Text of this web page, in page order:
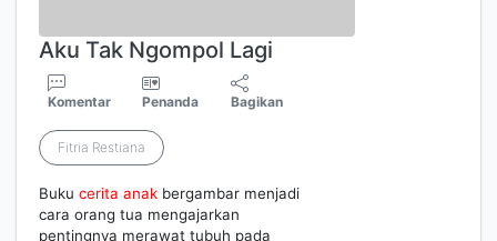
Aku Tak Ngompol Lagi
Komentar Penanda Bagikan
Fitria Restiana
Buku cerita anak bergambar menjadi
cara orang tua mengajarkan
pentingnya merawat tubuh pada